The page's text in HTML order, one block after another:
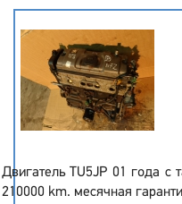
Двигатель TU5JP 01 года
210000 km. месячная